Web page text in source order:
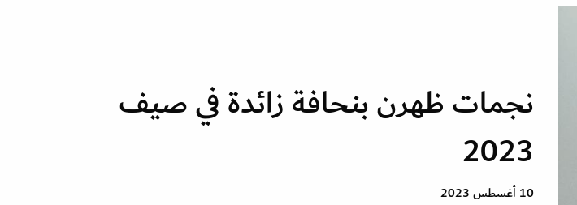
نجمات ظهرن بنحافة زائدة في صيف
2023
10 أغسطس 2023